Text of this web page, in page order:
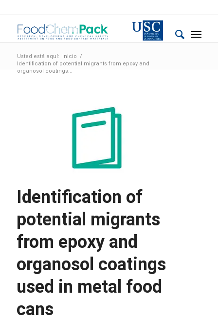
Usted está aquí: Inicio /
Identification of potential migrants from epoxy and
organosol coatings...
Identification of
potential migrants
from epoxy and
organosol coatings
used in metal food
cans